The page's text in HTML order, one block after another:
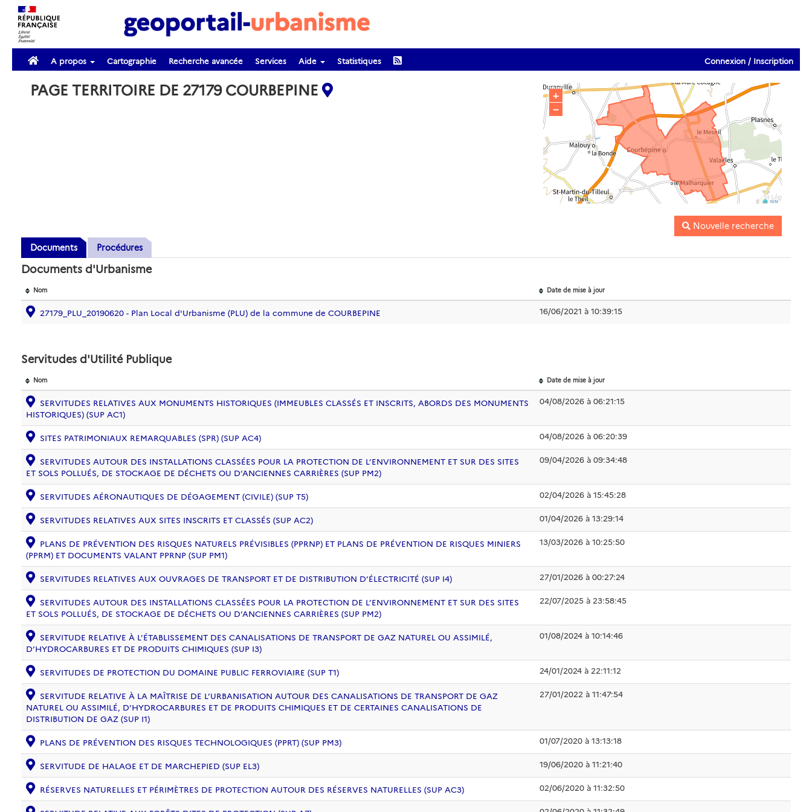
A propos Cartographie Recherche avancée Services Aide Statistiques Connexion / Inscription
PAGE TERRITOIRE DE 27179 COURBEPINE
+
−
IGN
Nouvelle recherche
Documents
Procédures
Documents d'Urbanisme
Nom Date de mise à jour
27179_PLU_20190620 - Plan Local d'Urbanisme (PLU) de la commune de COURBEPINE 16/06/2021 à 10:39:15
Servitudes d'Utilité Publique
Nom Date de mise à jour
SERVITUDES RELATIVES AUX MONUMENTS HISTORIQUES (IMMEUBLES CLASSÉS ET INSCRITS, ABORDS DES MONUMENTS
HISTORIQUES) (SUP AC1)
04/08/2026 à 06:21:15
SITES PATRIMONIAUX REMARQUABLES (SPR) (SUP AC4) 04/08/2026 à 06:20:39
SERVITUDES AUTOUR DES INSTALLATIONS CLASSÉES POUR LA PROTECTION DE L’ENVIRONNEMENT ET SUR DES SITES
ET SOLS POLLUÉS, DE STOCKAGE DE DÉCHETS OU D’ANCIENNES CARRIÈRES (SUP PM2)
09/04/2026 à 09:34:48
SERVITUDES AÉRONAUTIQUES DE DÉGAGEMENT (CIVILE) (SUP T5) 02/04/2026 à 15:45:28
SERVITUDES RELATIVES AUX SITES INSCRITS ET CLASSÉS (SUP AC2) 01/04/2026 à 13:29:14
PLANS DE PRÉVENTION DES RISQUES NATURELS PRÉVISIBLES (PPRNP) ET PLANS DE PRÉVENTION DE RISQUES MINIERS
(PPRM) ET DOCUMENTS VALANT PPRNP (SUP PM1)
13/03/2026 à 10:25:50
SERVITUDES RELATIVES AUX OUVRAGES DE TRANSPORT ET DE DISTRIBUTION D’ÉLECTRICITÉ (SUP I4) 27/01/2026 à 00:27:24
SERVITUDES AUTOUR DES INSTALLATIONS CLASSÉES POUR LA PROTECTION DE L’ENVIRONNEMENT ET SUR DES SITES
ET SOLS POLLUÉS, DE STOCKAGE DE DÉCHETS OU D’ANCIENNES CARRIÈRES (SUP PM2)
22/07/2025 à 23:58:45
SERVITUDE RELATIVE À L’ÉTABLISSEMENT DES CANALISATIONS DE TRANSPORT DE GAZ NATUREL OU ASSIMILÉ,
D’HYDROCARBURES ET DE PRODUITS CHIMIQUES (SUP I3)
01/08/2024 à 10:14:46
SERVITUDES DE PROTECTION DU DOMAINE PUBLIC FERROVIAIRE (SUP T1) 24/01/2024 à 22:11:12
SERVITUDE RELATIVE À LA MAÎTRISE DE L’URBANISATION AUTOUR DES CANALISATIONS DE TRANSPORT DE GAZ
NATUREL OU ASSIMILÉ, D’HYDROCARBURES ET DE PRODUITS CHIMIQUES ET DE CERTAINES CANALISATIONS DE
DISTRIBUTION DE GAZ (SUP I1)
27/01/2022 à 11:47:54
PLANS DE PRÉVENTION DES RISQUES TECHNOLOGIQUES (PPRT) (SUP PM3) 01/07/2020 à 13:13:18
SERVITUDE DE HALAGE ET DE MARCHEPIED (SUP EL3) 19/06/2020 à 11:21:40
RÉSERVES NATURELLES ET PÉRIMÈTRES DE PROTECTION AUTOUR DES RÉSERVES NATURELLES (SUP AC3) 02/06/2020 à 11:32:50